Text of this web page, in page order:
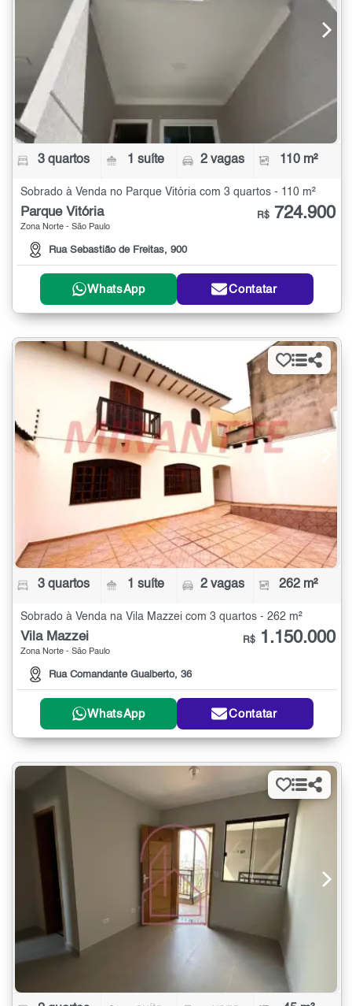
3 quartos 1 suíte 2 vagas 110 m²
Sobrado à Venda no Parque Vitória com 3 quartos - 110 m²
Parque Vitória
Zona Norte - São Paulo
Rua Sebastião de Freitas, 900
R$ 724.900
WhatsApp Contatar
3 quartos 1 suíte 2 vagas 262 m²
Sobrado à Venda na Vila Mazzei com 3 quartos - 262 m²
Vila Mazzei
Zona Norte - São Paulo
Rua Comandante Gualberto, 36
R$ 1.150.000
WhatsApp Contatar